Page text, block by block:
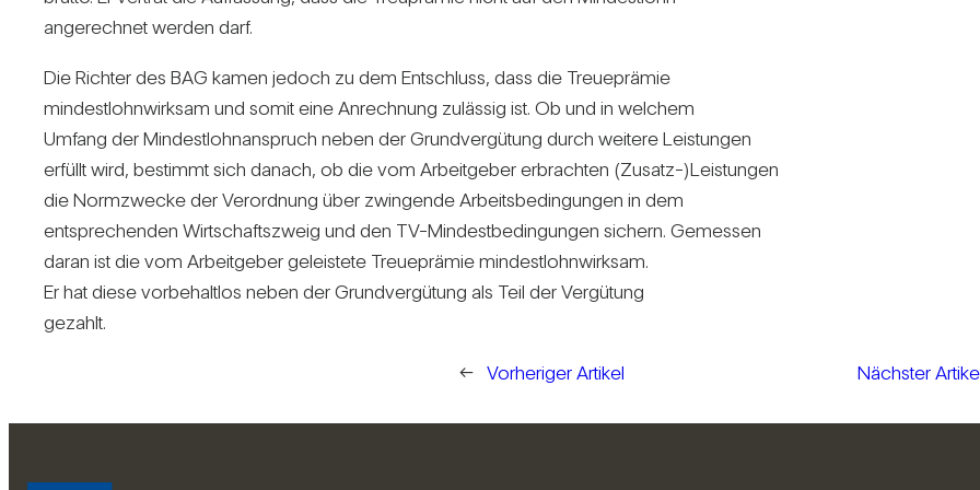
ange­rechnet werden darf.
Die Richter des BAG kamen jedoch zu dem Ent­schluss, dass die Treue­prämie
min­dest­lohn­wirksam und somit eine Anrech­nung zulässig ist. Ob und in wel­chem
Umfang der Min­dest­lohn­an­spruch neben der Grund­ver­gü­tung durch wei­tere Leis­tungen
erfüllt wird, bestimmt sich danach, ob die vom Arbeit­geber erbrachten (Zusatz-)Leistungen
die Norm­zwecke der Ver­ord­nung über zwin­gende Arbeits­be­din­gungen in dem
ent­spre­chenden Wirt­schafts­zweig und den TV-Min­dest­be­din­gungen sichern. Gemessen
daran ist die vom Arbeit­geber geleis­tete Treue­prämie min­dest­lohn­wirksam.
Er hat diese vor­be­haltlos neben der Grund­ver­gü­tung als Teil der Ver­gü­tung
gezahlt.
← Vorheriger Artikel Nächster